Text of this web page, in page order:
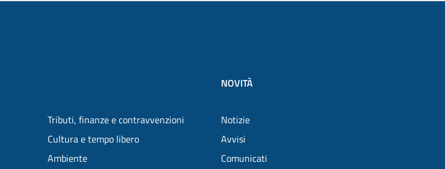
Tributi, finanze e contravvenzioni
Cultura e tempo libero
Ambiente
NOVITÀ
Notizie
Avvisi
Comunicati